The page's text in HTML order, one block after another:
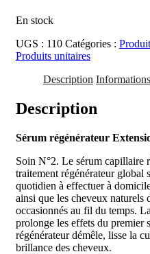
BALMAIN
En stock
UGS : 110 Catégories :
Produits unitaires
Description
Description
Sérum régénérateur
Soin N°2. Le sérum capillaire
traitement régénérateur global
quotidien à effectuer à
ainsi que les cheveux naturels
occasionnés au fil du temps.
prolonge les effets du premier
régénérateur démêle, lisse la
brillance des cheveux.